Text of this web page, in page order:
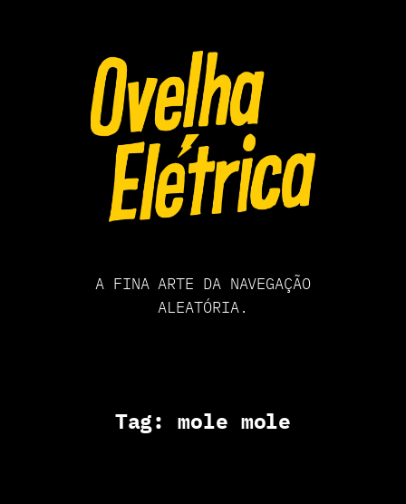
A FINA ARTE DA NAVEGAÇÃO
ALEATÓRIA.
Tag:mole mole